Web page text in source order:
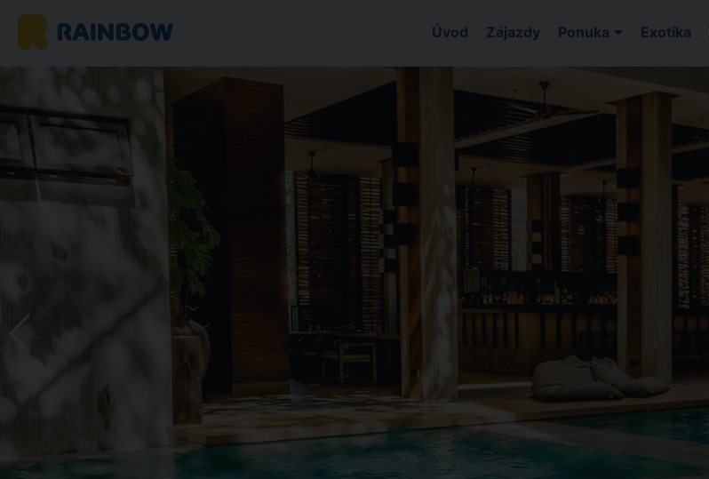
Úvod Zájazdy Ponuka Exotika